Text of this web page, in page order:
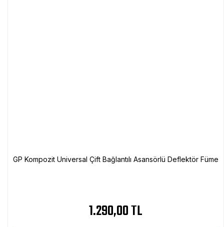
GP Kompozit Universal Çift Bağlantılı Asansörlü Deflektör Füme
1.290,00 TL